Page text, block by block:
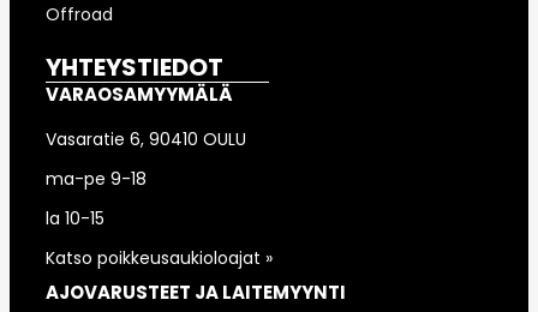
Offroad
YHTEYSTIEDOT
VARAOSAMYYMÄLÄ
Vasaratie 6, 90410 OULU
ma-pe 9-18
la 10-15
Katso poikkeusaukioloajat »
AJOVARUSTEET JA LAITEMYYNTI